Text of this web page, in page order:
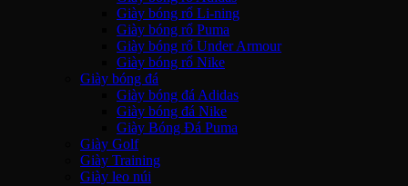
Giày bóng rổ Li-ning
Giày bóng rổ Puma
Giày bóng rổ Under Armour
Giày bóng rổ Nike
Giày bóng đá
Giày bóng đá Adidas
Giày bóng đá Nike
Giày Bóng Đá Puma
Giày Golf
Giày Training
Giày leo núi